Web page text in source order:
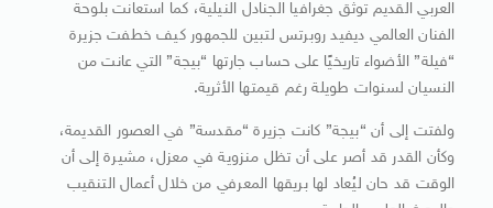
العربي القديم توثق جغرافيا الجنادل النيلية، كما استعانت بلوحة
الفنان العالمي ديفيد روبرتس لتبين للجمهور كيف خطفت جزيرة
“فيلة” الأضواء تاريخيًا على حساب جارتها “بيجة” التي عانت من
النسيان لسنوات طويلة رغم قيمتها الأثرية.
ولفتت إلى أن “بيجة” كانت جزيرة “مقدسة” في العصور القديمة،
وكأن القدر قد أصر على أن تظل منزوية في معزل، مشيرة إلى أن
الوقت قد حان ليُعاد لها بريقها المعرفي من خلال أعمال التنقيب